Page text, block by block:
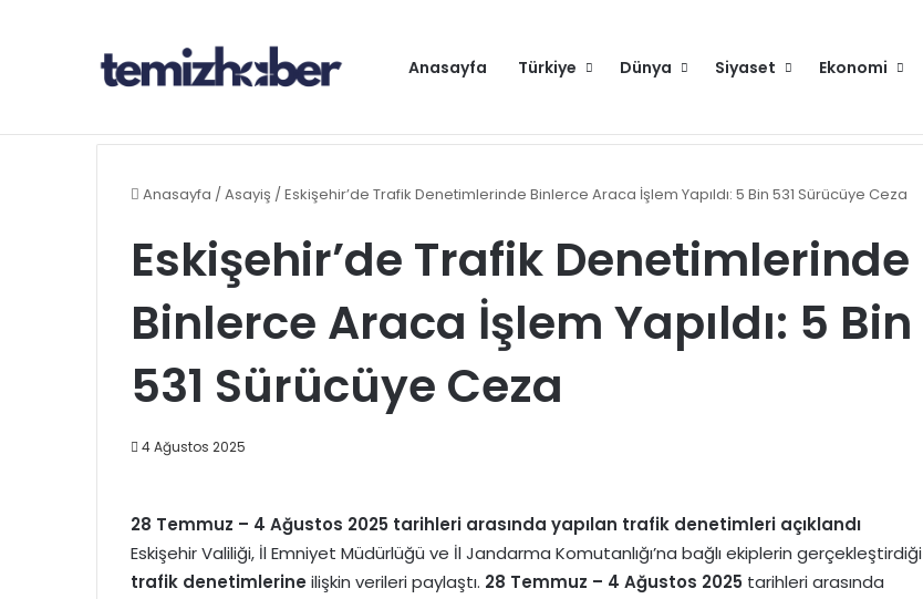
Anasayfa Türkiye Dünya Siyaset Ekonomi
Gündem
Anasayfa /Asayiş /Eskişehir’de Trafik Denetimlerinde Binlerce Araca İşlem Yapıldı: 5 Bin 531 Sürücüye Ceza
Eskişehir’de Trafik Denetimlerinde
Binlerce Araca İşlem Yapıldı: 5 Bin
531 Sürücüye Ceza
4 Ağustos 2025
28 Temmuz – 4 Ağustos 2025 tarihleri arasında yapılan trafik denetimleri açıklandı
Eskişehir Valiliği, İl Emniyet Müdürlüğü ve İl Jandarma Komutanlığı’na bağlı ekiplerin gerçekleştirdiği
trafik denetimlerineilişkin verileri paylaştı. 28 Temmuz – 4 Ağustos 2025 tarihleri arasında